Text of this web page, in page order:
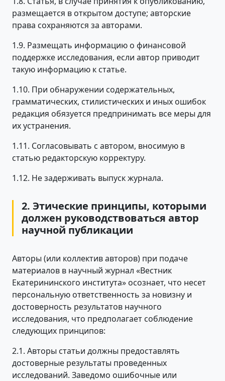
размещается в открытом доступе; авторские
права сохраняются за авторами.
1.9. Размещать информацию о финансовой
поддержке исследования, если автор приводит
такую информацию к статье.
1.10. При обнаружении содержательных,
грамматических, стилистических и иных ошибок
редакция обязуется предпринимать все меры для
их устранения.
1.11. Согласовывать с автором, вносимую в
статью редакторскую корректуру.
1.12. Не задерживать выпуск журнала.
2. Этические принципы, которыми
должен руководствоваться автор
научной публикации
Авторы (или коллектив авторов) при подаче
материалов в научный журнал «Вестник
Екатерининского института» осознает, что несет
персональную ответственность за новизну и
достоверность результатов научного
исследования, что предполагает соблюдение
следующих принципов:
2.1. Авторы статьи должны предоставлять
достоверные результаты проведенных
исследований. Заведомо ошибочные или